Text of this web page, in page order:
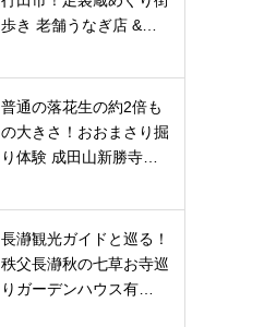
歩き 老舗うなぎ店 &…
普通の落花生の約2倍も
の大きさ！おおまさり掘
り体験 成田山新勝寺…
長瀞観光ガイドと巡る！
秩父長瀞秋の七草お寺巡
りガーデンハウス有…